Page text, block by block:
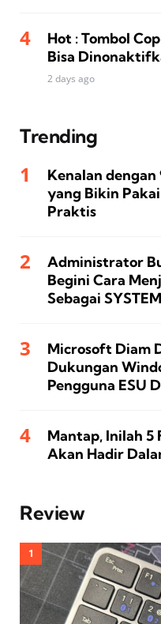
Hot : Tombol
Bisa
2 days ago
Trending
Kenalan
yang Bikin Pakai
Praktis
Administrator
Begini Cara
Sebagai
Microsoft Diam
Dukungan
Pengguna ESU
Mantap, Inilah 5
Akan Hadir
Review